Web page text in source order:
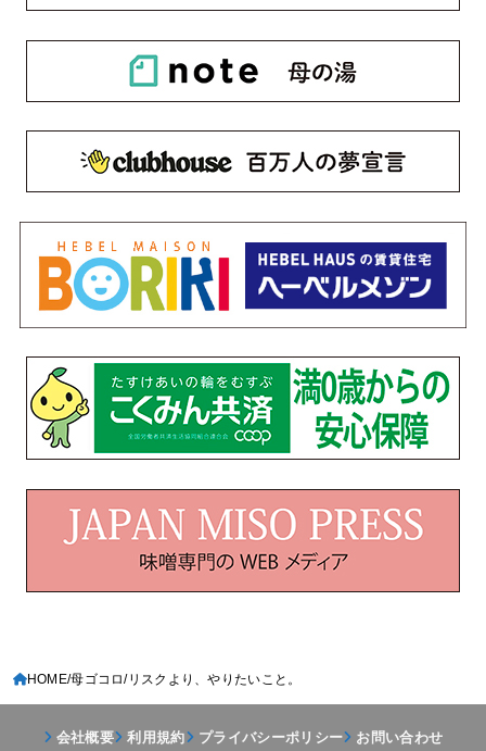
HOME 母ゴコロ リスクより、やりたいこと。
会社概要 利用規約 プライバシーポリシー お問い合わせ